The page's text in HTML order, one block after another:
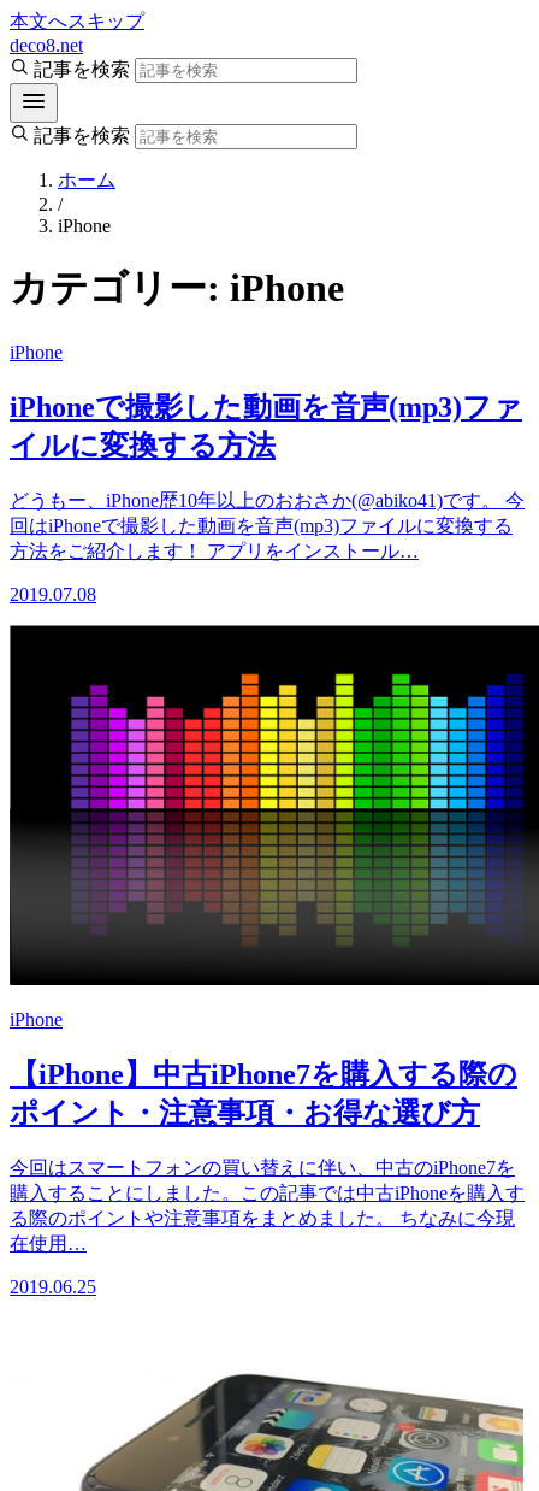
本文へスキップ
deco8.net
記事を検索
記事を検索
ホーム
/
iPhone
カテゴリー: iPhone
iPhone
iPhoneで撮影した動画を音声(mp3)ファ
イルに変換する方法
どうもー、iPhone歴10年以上のおおさか(@abiko41)です。 今
回はiPhoneで撮影した動画を音声(mp3)ファイルに変換する
方法をご紹介します！ アプリをインストール…
2019.07.08
iPhone
【iPhone】中古iPhone7を購入する際の
ポイント・注意事項・お得な選び方
今回はスマートフォンの買い替えに伴い、中古のiPhone7を
購入することにしました。この記事では中古iPhoneを購入す
る際のポイントや注意事項をまとめました。 ちなみに今現
在使用…
2019.06.25